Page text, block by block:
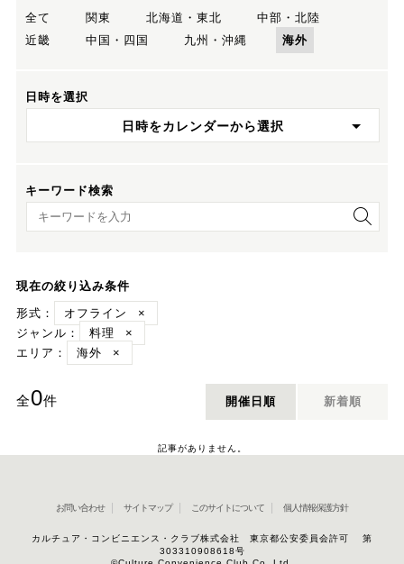
全て
関東 北海道・東北
中部・北陸
近畿
中国・四国 九州・沖縄 海外
日時を選択
日時をカレンダーから選択
キーワード検索
キーワード検索
現在の絞り込み条件
形式：
オフライン
×
ジャンル：
料理
×
エリア：
海外 ×
全0件 開催日順 新着順
記事がありません。
お問い合わせ サイトマップ このサイトについて 個人情報保護方針
カルチュア・コンビニエンス・クラブ株式会社 東京都公安委員会許可 第
303310908618号